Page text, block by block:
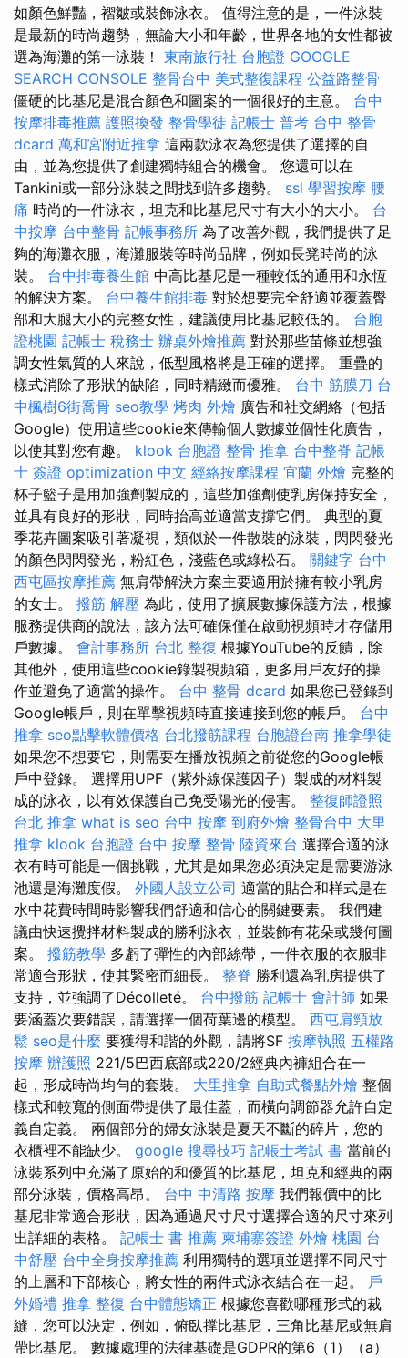
如顏色鮮豔，褶皺或裝飾泳衣。 值得注意的是，一件泳裝
是最新的時尚趨勢，無論大小和年齡，世界各地的女性都被
選為海灘的第一泳裝！ 東南旅行社 台胞證 GOOGLE
SEARCH CONSOLE 整骨台中 美式整復課程 公益路整骨
僵硬的比基尼是混合顏色和圖案的一個很好的主意。 台中
按摩排毒推薦 護照換發 整骨學徒 記帳士 普考 台中 整骨
dcard 萬和宮附近推拿 這兩款泳衣為您提供了選擇的自
由，並為您提供了創建獨特組合的機會。 您還可以在
Tankini或一部分泳裝之間找到許多趨勢。 ssl 學習按摩 腰
痛 時尚的一件泳衣，坦克和比基尼尺寸有大小的大小。 台
中按摩 台中整骨 記帳事務所 為了改善外觀，我們提供了足
夠的海灘衣服，海灘服裝等時尚品牌，例如長凳時尚的泳
裝。 台中排毒養生館 中高比基尼是一種較低的通用和永恆
的解決方案。 台中養生館排毒 對於想要完全舒適並覆蓋臀
部和大腿大小的完整女性，建議使用比基尼較低的。 台胞
證桃園 記帳士 稅務士 辦桌外燴推薦 對於那些苗條並想強
調女性氣質的人來說，低型風格將是正確的選擇。 重疊的
樣式消除了形狀的缺陷，同時精緻而優雅。 台中 筋膜刀 台
中楓樹6街喬骨 seo教學 烤肉 外燴 廣告和社交網絡（包括
Google）使用這些cookie來傳輸個人數據並個性化廣告，
以使其對您有趣。 klook 台胞證 整骨 推拿 台中整脊 記帳
士 簽證 optimization 中文 經絡按摩課程 宜蘭 外燴 完整的
杯子籃子是用加強劑製成的，這些加強劑使乳房保持安全，
並具有良好的形狀，同時抬高並適當支撐它們。 典型的夏
季花卉圖案吸引著凝視，類似於一件散裝的泳裝，閃閃發光
的顏色閃閃發光，粉紅色，淺藍色或綠松石。 關鍵字 台中
西屯區按摩推薦 無肩帶解決方案主要適用於擁有較小乳房
的女士。 撥筋 解壓 為此，使用了擴展數據保護方法，根據
服務提供商的說法，該方法可確保僅在啟動視頻時才存儲用
戶數據。 會計事務所 台北 整復 根據YouTube的反饋，除
其他外，使用這些cookie錄製視頻箱，更多用戶友好的操
作並避免了適當的操作。 台中 整骨 dcard 如果您已登錄到
Google帳戶，則在單擊視頻時直接連接到您的帳戶。 台中
推拿 seo點擊軟體價格 台北撥筋課程 台胞證台南 推拿學徒
如果您不想要它，則需要在播放視頻之前從您的Google帳
戶中登錄。 選擇用UPF（紫外線保護因子）製成的材料製
成的泳衣，以有效保護自己免受陽光的侵害。 整復師證照
台北 推拿 what is seo 台中 按摩 到府外燴 整骨台中 大里
推拿 klook 台胞證 台中 按摩 整骨 陸資來台 選擇合適的泳
衣有時可能是一個挑戰，尤其是如果您必須決定是需要游泳
池還是海灘度假。 外國人設立公司 適當的貼合和样式是在
水中花費時間時影響我們舒適和信心的關鍵要素。 我們建
議由快速攪拌材料製成的勝利泳衣，並裝飾有花朵或幾何圖
案。 撥筋教學 多虧了彈性的內部絲帶，一件衣服的衣服非
常適合形狀，使其緊密而細長。 整脊 勝利還為乳房提供了
支持，並強調了Décolleté。 台中撥筋 記帳士 會計師 如果
要涵蓋次要錯誤，請選擇一個荷葉邊的模型。 西屯肩頸放
鬆 seo是什麼 要獲得和諧的外觀，請將SF 按摩執照 五權路
按摩 辦護照 221/5巴西底部或220/2經典內褲組合在一
起，形成時尚均勻的套裝。 大里推拿 自助式餐點外燴 整個
樣式和較寬的側面帶提供了最佳蓋，而橫向調節器允許自定
義自定義。 兩個部分的婦女泳裝是夏天不斷的碎片，您的
衣櫃裡不能缺少。 google 搜尋技巧 記帳士考試 書 當前的
泳裝系列中充滿了原始的和優質的比基尼，坦克和經典的兩
部分泳裝，價格高昂。 台中 中清路 按摩 我們報價中的比
基尼非常適合形狀，因為通過尺寸尺寸選擇合適的尺寸來列
出詳細的表格。 記帳士 書 推薦 柬埔寨簽證 外燴 桃園 台
中舒壓 台中全身按摩推薦 利用獨特的選項並選擇不同尺寸
的上層和下部核心，將女性的兩件式泳衣結合在一起。 戶
外婚禮 推拿 整復 台中體態矯正 根據您喜歡哪種形式的裁
縫，您可以決定，例如，俯臥撑比基尼，三角比基尼或無肩
帶比基尼。 數據處理的法律基礎是GDPR的第6（1）（a）